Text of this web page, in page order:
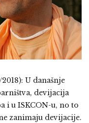
U današnje
devijacija
i u ISKCON-u, no to
zanimaju devijacije.